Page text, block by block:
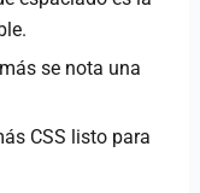
se nota una
CSS listo para